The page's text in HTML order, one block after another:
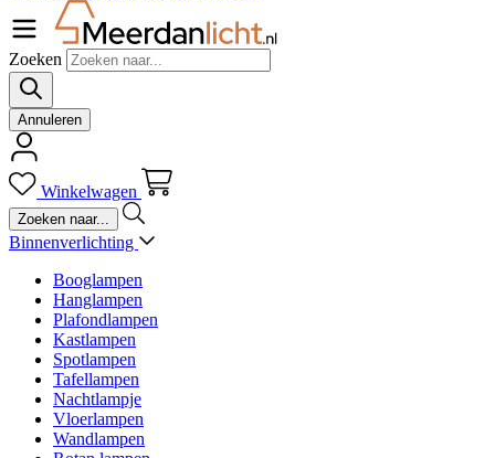
Zoeken
Annuleren
Winkelwagen
Binnenverlichting
Booglampen
Hanglampen
Plafondlampen
Kastlampen
Spotlampen
Tafellampen
Nachtlampje
Vloerlampen
Wandlampen